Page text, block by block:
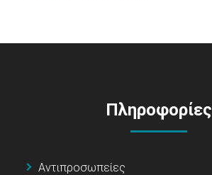
Πληροφορίες
Αντιπροσωπείες